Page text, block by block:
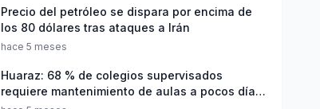
Precio del petróleo se dispara por encima de
los 80 dólares tras ataques a Irán
hace 5 meses
Huaraz: 68 % de colegios supervisados
requiere mantenimiento de aulas a pocos días